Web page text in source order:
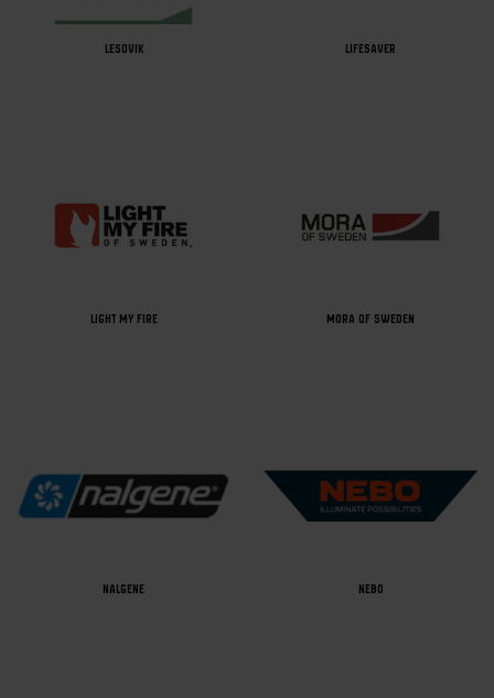
LESOVIK LIFESAVER
LIGHT MY FIRE MORA OF SWEDEN
NALGENE NEBO